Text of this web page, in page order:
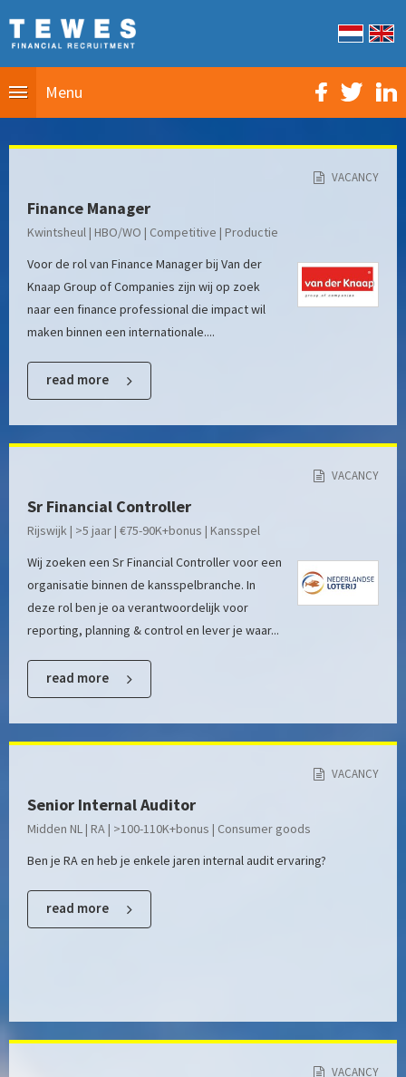
Menu
VACANCY
Finance Manager
Kwintsheul | HBO/WO | Competitive | Productie
Voor de rol van Finance Manager bij Van der
Knaap Group of Companies zijn wij op zoek
naar een finance professional die impact wil
maken binnen een internationale....
read more
VACANCY
Sr Financial Controller
Rijswijk | >5 jaar | €75-90K+bonus | Kansspel
Wij zoeken een Sr Financial Controller voor een
organisatie binnen de kansspelbranche. In
deze rol ben je oa verantwoordelijk voor
reporting, planning & control en lever je waar...
read more
VACANCY
Senior Internal Auditor
Midden NL | RA | >100-110K+bonus | Consumer goods
Ben je RA en heb je enkele jaren internal audit ervaring?
read more
VACANCY